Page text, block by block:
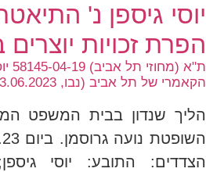
יוסי גיספן נ'
הפרת זכויות יוצרים
הקאמרי של תל אביב (נבו, 13.06.2023)
הליך שנדון בבית המשפט
הצדדים: התובע: יוסי